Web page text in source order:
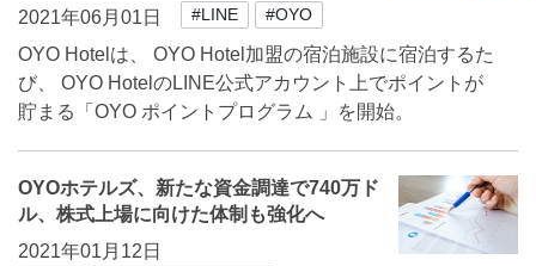
2021年06月01日
#LINE #OYO
OYO Hotelは、 OYO Hotel加盟の宿泊施設に宿泊するた
び、 OYO HotelのLINE公式アカウント上でポイントが
貯まる「OYO ポイントプログラム 」を開始。
OYOホテルズ、新たな資金調達で740万ド
ル、株式上場に向けた体制も強化へ
2021年01月12日